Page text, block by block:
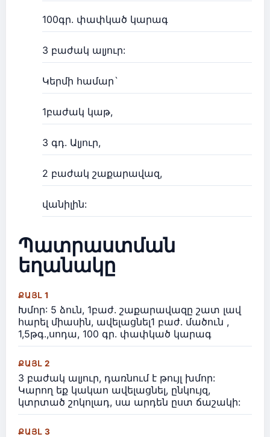
100գր. փափկած կարագ
3 բաժակ ալյուր:
Կերմի համար`
1բաժակ կաթ,
3 գդ. Ալյուր,
2 բաժակ շաքարավազ,
վանիլին:
Պատրաստման
եղանակը
ՔԱՅԼ 1
Խմոր: 5 ձուն, 1բաժ. շաքարավազը շատ լավ
հարել միասին, ավելացնել1 բաժ. մածուն ,
1,5թգ.,սոդա, 100 գր. փափկած կարագ
ՔԱՅԼ 2
3 բաժակ ալյուր, դառնում է թույլ խմոր:
Կարող եք կակաո ավելացնել, ընկույզ,
կտրտած շոկոլադ, սա արդեն ըստ ճաշակի:
ՔԱՅԼ 3